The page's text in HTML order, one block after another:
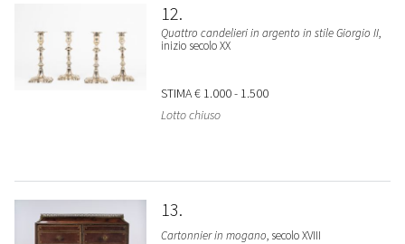
12
Quattro candelieri in argento in stile Giorgio II,
inizio secolo XX
STIMA€ 1.000 - 1.500
Lotto chiuso
13
Cartonnier in mogano, secolo XVIII